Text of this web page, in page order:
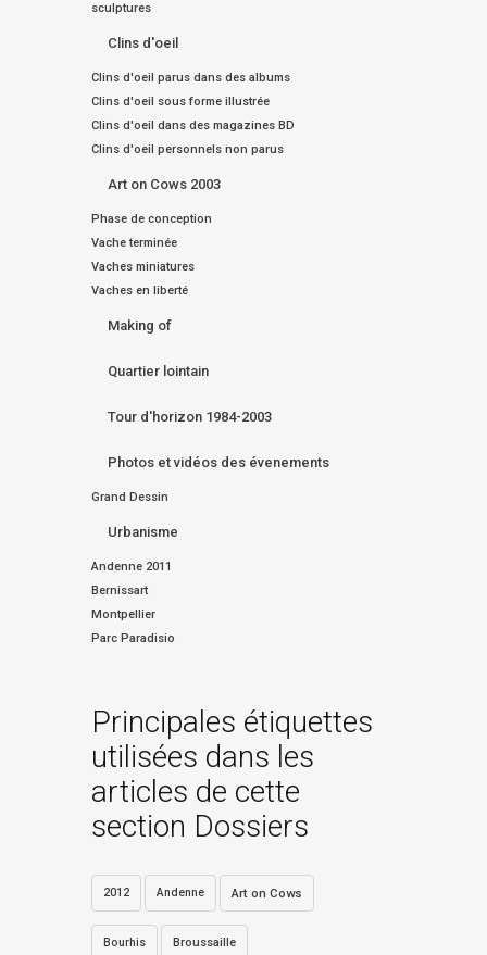
sculptures
Clins d'oeil
Clins d'oeil parus dans des albums
Clins d'oeil sous forme illustrée
Clins d'oeil dans des magazines BD
Clins d'oeil personnels non parus
Art on Cows 2003
Phase de conception
Vache terminée
Vaches miniatures
Vaches en liberté
Making of
Quartier lointain
Tour d'horizon 1984-2003
Photos et vidéos des évenements
Grand Dessin
Urbanisme
Andenne 2011
Bernissart
Montpellier
Parc Paradisio
Principales étiquettes
utilisées dans les
articles de cette
section Dossiers
2012 Andenne Art on Cows
Bourhis Broussaille